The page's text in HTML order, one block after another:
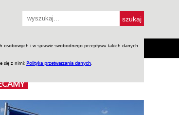
osobowych i w sprawie swobodnego przepływu takich danych
się z nimi: Polityka przetwarzania danych
Jednodniówki Praca w WIW